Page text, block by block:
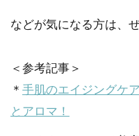
などが気になる方は、
＜参考記事＞
＊ 手肌のエイジングケ
とアロマ！